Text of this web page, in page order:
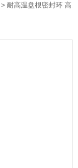
> 耐高温盘根密封环 高质量高水基盘根环批发